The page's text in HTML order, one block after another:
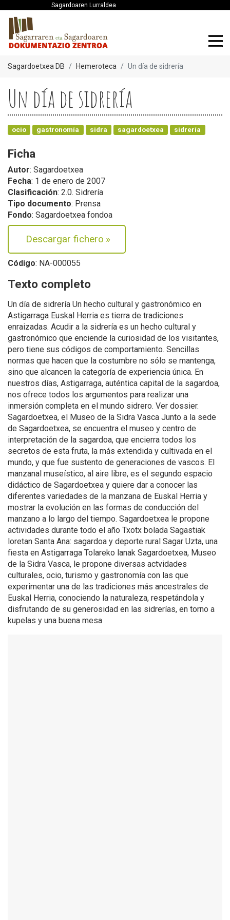
Sagardoaren Lurraldea
Sagardoetxea DB Hemeroteca Un día de sidrería
Un día de sidrería
ocio gastronomía sidra sagardoetxea sidrería
Ficha
Autor: Sagardoetxea
Fecha: 1 de enero de 2007
Clasificación: 2.0. Sidrería
Tipo documento: Prensa
Fondo: Sagardoetxea fondoa
Descargar fichero »
Código: NA-000055
Texto completo
Un día de sidrería Un hecho cultural y gastronómico en
Astigarraga Euskal Herria es tierra de tradiciones
enraizadas. Acudir a la sidrería es un hecho cultural y
gastronómico que enciende la curiosidad de los visitantes,
pero tiene sus códigos de comportamiento. Sencillas
normas que hacen que la costumbre no sólo se mantenga,
sino que alcancen la categoría de experiencia única. En
nuestros días, Astigarraga, auténtica capital de la sagardoa,
nos ofrece todos los argumentos para realizar una
inmersión completa en el mundo sidrero. Ver dossier.
Sagardoetxea, el Museo de la Sidra Vasca Junto a la sede
de Sagardoetxea, se encuentra el museo y centro de
interpretación de la sagardoa, que encierra todos los
secretos de esta fruta, la más extendida y cultivada en el
mundo, y que fue sustento de generaciones de vascos. El
manzanal museístico, al aire libre, es el segundo espacio
didáctico de Sagardoetxea y quiere dar a conocer las
diferentes variedades de la manzana de Euskal Herria y
mostrar la evolución en las formas de conducción del
manzano a lo largo del tiempo. Sagardoetxea le propone
actividades durante todo el año Txotx bolada Sagastiak
loretan Santa Ana: sagardoa y deporte rural Sagar Uzta, una
fiesta en Astigarraga Tolareko lanak Sagardoetxea, Museo
de la Sidra Vasca, le propone diversas actvidades
culturales, ocio, turismo y gastronomía con las que
experimentar una de las tradiciones más ancestrales de
Euskal Herria, conociendo la naturaleza, respetándola y
disfrutando de su generosidad en las sidrerías, en torno a
kupelas y una buena mesa